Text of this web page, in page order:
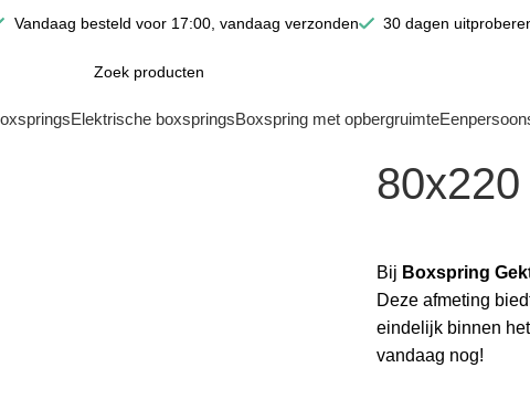
Vandaag besteld voor 17:00, vandaag verzonden 30 dagen
Elektrische boxspringsBoxspring met opbergruimte
80x220
Bij Boxspring
Deze afmeting
eindelijk binnen
vandaag nog!